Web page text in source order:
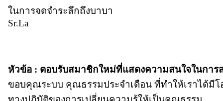
ในการจดจำระลึกถึงบาบา
Sr.La
หัวข้อ : ตอบรับสมาชิกใหม่ที่แสดงความสนใจในกา
ขอบคุณระบบ คุณธรรมประจำเดือน ที่ทำให้เราได้มี